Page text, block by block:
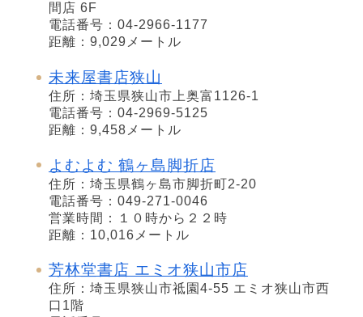
間店 6F
電話番号：04-2966-1177
距離：9,029メートル
未来屋書店狭山
住所：埼玉県狭山市上奥富1126-1
電話番号：04-2969-5125
距離：9,458メートル
よむよむ 鶴ヶ島脚折店
住所：埼玉県鶴ヶ島市脚折町2-20
電話番号：049-271-0046
営業時間：１０時から２２時
距離：10,016メートル
芳林堂書店 エミオ狭山市店
住所：埼玉県狭山市祗園4-55 エミオ狭山市西
口1階